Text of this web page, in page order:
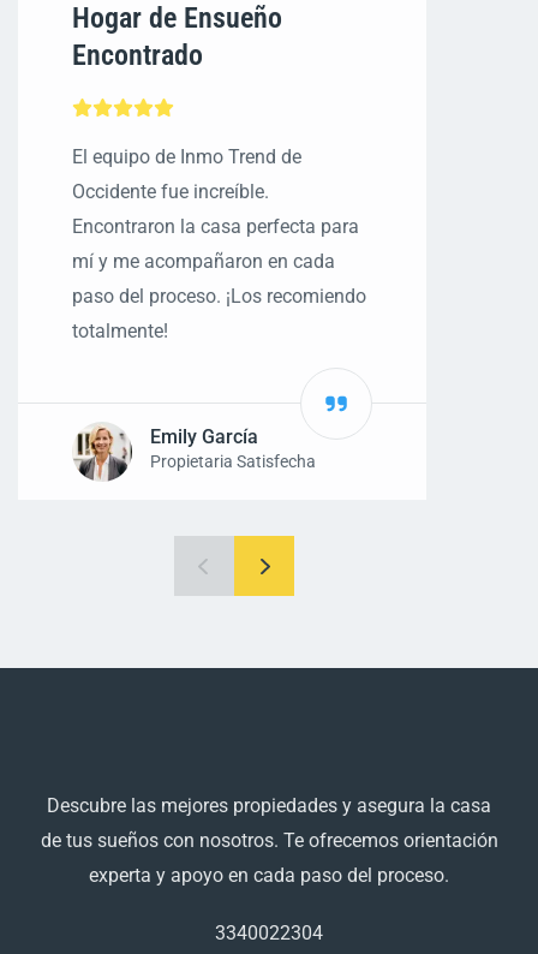
Hogar de Ensueño
Encontrado
El equipo de Inmo Trend de
Occidente fue increíble.
Encontraron la casa perfecta para
mí y me acompañaron en cada
paso del proceso. ¡Los recomiendo
totalmente!
Emily García
Propietaria Satisfecha
Descubre las mejores propiedades y asegura la casa
de tus sueños con nosotros. Te ofrecemos orientación
experta y apoyo en cada paso del proceso.
3340022304